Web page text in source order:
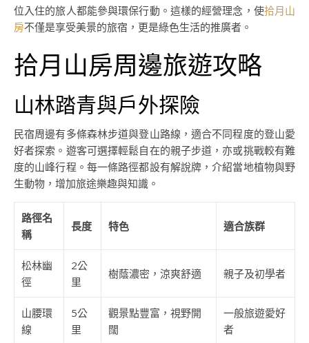
位入住的旅人都能參與環保行動。這樣的經營理念，使拾月山
房不僅是享受美景的旅宿，更是綠色生活的推廣者。
拾月山房周邊旅遊攻略
山林踏青與戶外探險
民宿周邊有多條森林步道與登山路線，適合不同程度的登山愛
好者探索。遊客可選擇輕鬆自在的親子步道，亦或挑戰較有難
度的山峰行程。每一條路徑都設有解說牌，介紹當地植物與野
生動物，增加旅途樂趣與知識。
路徑名
稱
長度 特色 適合族群
松林幽
徑
2公
里
樹蔭濃密，涼爽舒適 親子及初學者
山腰環
線
5公
里
觀景點豐富，視野開
闊
一般旅遊愛好
者